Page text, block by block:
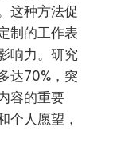
这种方法促
制的工作表
响力。研究
达70%，突
容的重要
个人愿望，